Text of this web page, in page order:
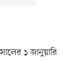
১ জানুয়ারি